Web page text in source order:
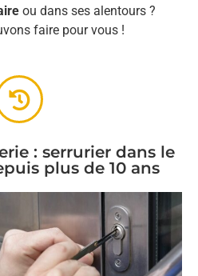
ou dans ses alentours ?
faire pour vous !
: serrurier dans le
plus de 10 ans